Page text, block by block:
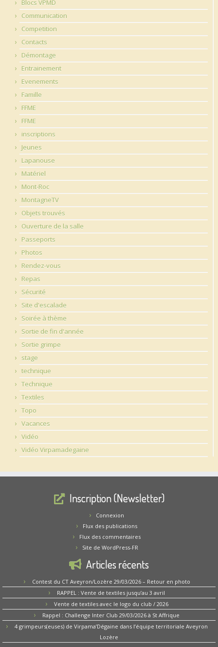
Blocs VPMD
Communication
Competition
Contacts
Démontage
Entrainement
Evenements
Famille
FFME
FFME
inscriptions
Jeunes
Lapanouse
Matériel
Mont-Roc
MontagneTV
Objets trouvés
Ouverture de la salle
Passeports
Photos
Rendez-vous
Repas
Sécurité
Site d'escalade
Soirée à thème
Sortie de fin d'année
Sortie grimpe
stage
technique
Technique
Textiles
Topo
Vacances
Vidéo
Vidéo Virpamadegaine
Inscription (Newsletter)
Connexion
Flux des publications
Flux des commentaires
Site de WordPress-FR
Articles récents
Contest du CT Aveyron/Lozère 29/03/2026 – Retour en photo
RAPPEL : Vente de textiles jusqu’au 3 avril
Vente de textiles avec le logo du club / 2026
Rappel : Challenge Inter Club 29/03/2026 à St Affrique
4 grimpeurs(euses) de Virpama’Dégaine dans l’équipe territoriale Aveyron
Lozère